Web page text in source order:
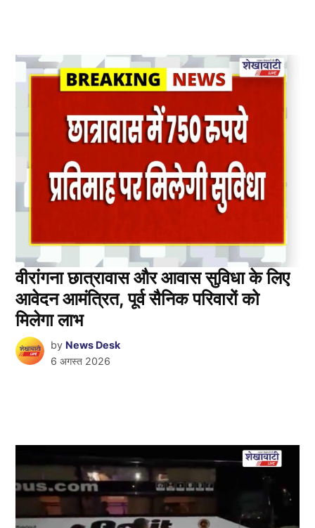
वीरांगना छात्रावास और आवास सुविधा के लिए
आवेदन आमंत्रित, पूर्व सैनिक परिवारों को
मिलेगा लाभ
by News Desk
6 अगस्त 2026